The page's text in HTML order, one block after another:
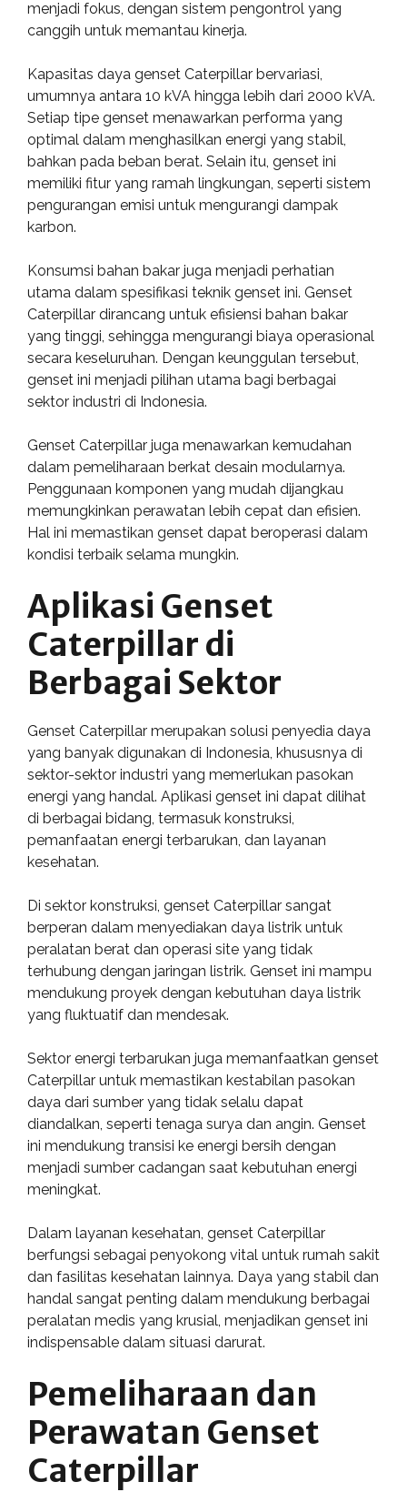
menjadi fokus, dengan sistem pengontrol yang
canggih untuk memantau kinerja.
Kapasitas daya genset Caterpillar bervariasi,
umumnya antara 10 kVA hingga lebih dari 2000 kVA.
Setiap tipe genset menawarkan performa yang
optimal dalam menghasilkan energi yang stabil,
bahkan pada beban berat. Selain itu, genset ini
memiliki fitur yang ramah lingkungan, seperti sistem
pengurangan emisi untuk mengurangi dampak
karbon.
Konsumsi bahan bakar juga menjadi perhatian
utama dalam spesifikasi teknik genset ini. Genset
Caterpillar dirancang untuk efisiensi bahan bakar
yang tinggi, sehingga mengurangi biaya operasional
secara keseluruhan. Dengan keunggulan tersebut,
genset ini menjadi pilihan utama bagi berbagai
sektor industri di Indonesia.
Genset Caterpillar juga menawarkan kemudahan
dalam pemeliharaan berkat desain modularnya.
Penggunaan komponen yang mudah dijangkau
memungkinkan perawatan lebih cepat dan efisien.
Hal ini memastikan genset dapat beroperasi dalam
kondisi terbaik selama mungkin.
Aplikasi Genset
Caterpillar di
Berbagai Sektor
Genset Caterpillar merupakan solusi penyedia daya
yang banyak digunakan di Indonesia, khususnya di
sektor-sektor industri yang memerlukan pasokan
energi yang handal. Aplikasi genset ini dapat dilihat
di berbagai bidang, termasuk konstruksi,
pemanfaatan energi terbarukan, dan layanan
kesehatan.
Di sektor konstruksi, genset Caterpillar sangat
berperan dalam menyediakan daya listrik untuk
peralatan berat dan operasi site yang tidak
terhubung dengan jaringan listrik. Genset ini mampu
mendukung proyek dengan kebutuhan daya listrik
yang fluktuatif dan mendesak.
Sektor energi terbarukan juga memanfaatkan genset
Caterpillar untuk memastikan kestabilan pasokan
daya dari sumber yang tidak selalu dapat
diandalkan, seperti tenaga surya dan angin. Genset
ini mendukung transisi ke energi bersih dengan
menjadi sumber cadangan saat kebutuhan energi
meningkat.
Dalam layanan kesehatan, genset Caterpillar
berfungsi sebagai penyokong vital untuk rumah sakit
dan fasilitas kesehatan lainnya. Daya yang stabil dan
handal sangat penting dalam mendukung berbagai
peralatan medis yang krusial, menjadikan genset ini
indispensable dalam situasi darurat.
Pemeliharaan dan
Perawatan Genset
Caterpillar